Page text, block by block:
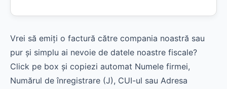
Vrei să emiți o factură către compania noastră sau
pur și simplu ai nevoie de datele noastre fiscale?
Click pe box și copiezi automat Numele firmei,
Numărul de înregistrare (J), CUI-ul sau Adresa